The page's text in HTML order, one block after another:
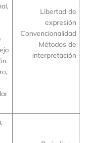
Libertad de
expresión
Convencionalidad
Métodos de
interpretación